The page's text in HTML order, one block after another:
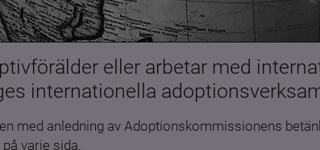
eller arbetar med
internationella
med anledning av Adoptionskommissionens
varje sida.